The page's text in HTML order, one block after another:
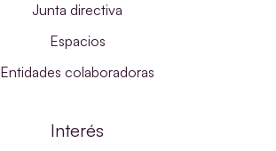
Junta directiva
Espacios
Entidades colaboradoras
Interés